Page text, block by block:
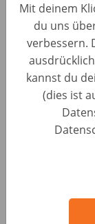
Mit deinem
du uns
verbessern.
kannst du
(dies ist
divers verzichtet.
#LI-A1